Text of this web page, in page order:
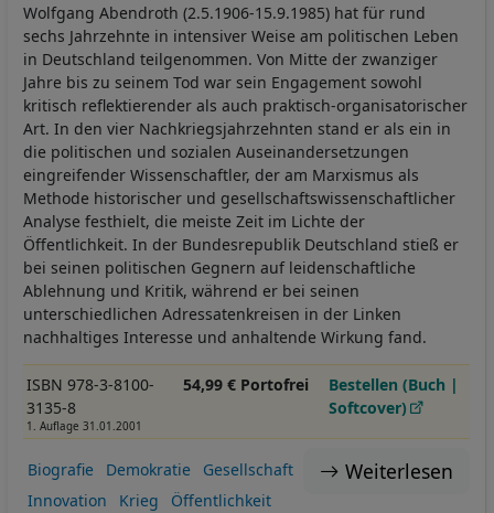
Wolfgang Abendroth (2.5.1906-15.9.1985) hat für rund
sechs Jahrzehnte in intensiver Weise am politischen Leben
in Deutschland teilgenommen. Von Mitte der zwanziger
Jahre bis zu seinem Tod war sein Engagement sowohl
kritisch reflektierender als auch praktisch-organisatorischer
Art. In den vier Nachkriegsjahrzehnten stand er als ein in
die politischen und sozialen Auseinandersetzungen
eingreifender Wissenschaftler, der am Marxismus als
Methode historischer und gesellschaftswissenschaftlicher
Analyse festhielt, die meiste Zeit im Lichte der
Öffentlichkeit. In der Bundesrepublik Deutschland stieß er
bei seinen politischen Gegnern auf leidenschaftliche
Ablehnung und Kritik, während er bei seinen
unterschiedlichen Adressatenkreisen in der Linken
nachhaltiges Interesse und anhaltende Wirkung fand.
ISBN 978-3-8100-
3135-8
1. Auflage 31.01.2001
54,99 € Portofrei
Bestellen (Buch |
Softcover)
Weiterlesen
Biografie Demokratie
Gesellschaft
Innovation
Krieg
Öffentlichkeit